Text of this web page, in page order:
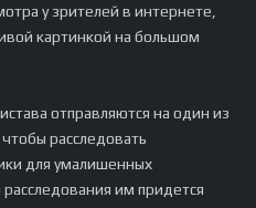
у зрителей в интернете,
картинкой на большом
отправляются на один из
расследовать
для умалишенных
им придется